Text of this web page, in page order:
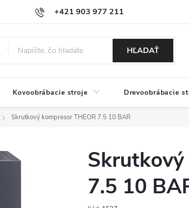
+421 903 977 211
Podmienky ochrany osobných údajov
HĽADAŤ
Kovoobrábacie stroje Drevoobrábacie
Skrutkový kompresor THEOR 7.5 10 BAR
Skrutkový
7.5 10